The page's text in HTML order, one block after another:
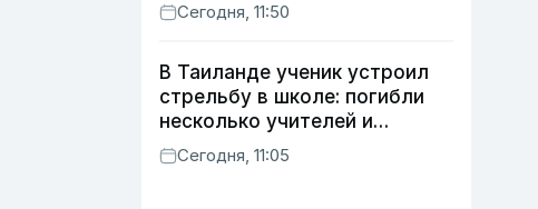
Сегодня, 11:50
В Таиланде ученик устроил
стрельбу в школе: погибли
несколько учителей и
учащихся
Сегодня, 11:05